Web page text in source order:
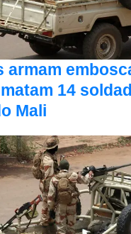
armam
14
Mali